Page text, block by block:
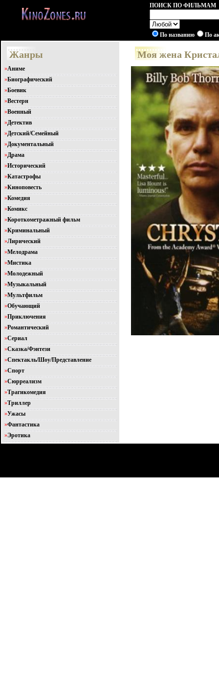
ПОИСК ПО ФИЛЬМАМ
По названию По
Жанры
»Аниме
»Биографический
»Боевик
»Вестерн
»Военный
»Детектив
»Детский/Семейный
»Документальный
»Драма
»Исторический
»Катастрофы
»Киноповесть
»Комедия
»Комикс
»Короткометражный фильм
»Криминальный
»Лирический
»Мелодрама
»Мистика
»Молодежный
»Музыкальный
»Мультфильм
»Обучающий
»Приключения
»Романтический
»Сериал
»Сказка/Фэнтези
»Спектакль/Шоу/Представление
»Спорт
»Сюрреализм
»Трагикомедия
»Триллер
»Ужасы
»Фантастика
»Эротика
Моя жена